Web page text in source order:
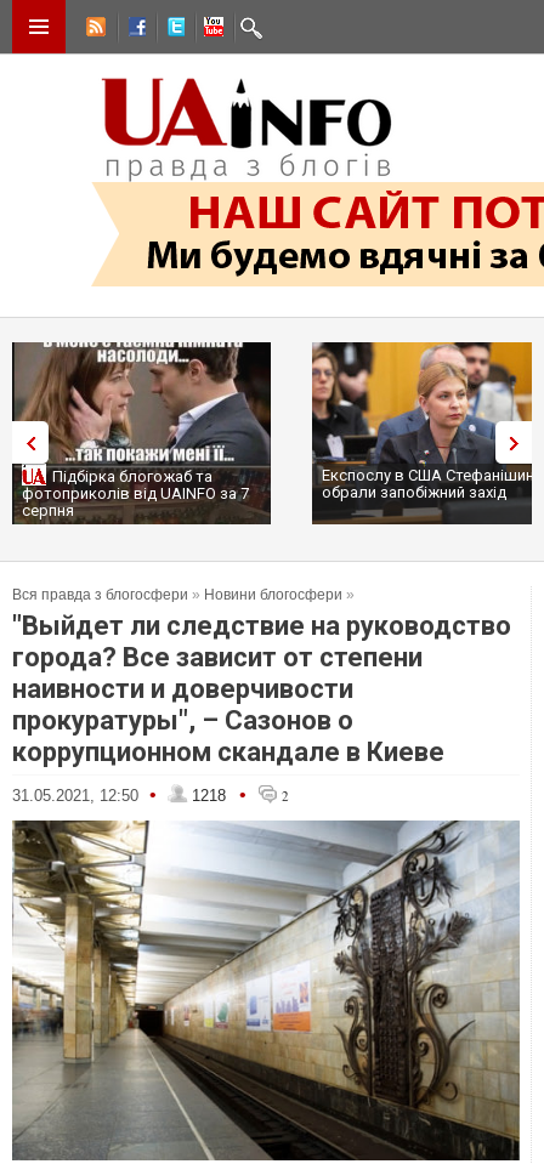
Підбірка блогожаб та
фотоприколів від UAINFO за 7
серпня
Експослу в США Стефанішиній
обрали запобіжний захід
Вся правда з блогосфери » Новини блогосфери »
"Выйдет ли следствие на руководство
города? Все зависит от степени
наивности и доверчивости
прокуратуры", – Сазонов о
коррупционном скандале в Киеве
31.05.2021, 12:50 • 1218 • 2